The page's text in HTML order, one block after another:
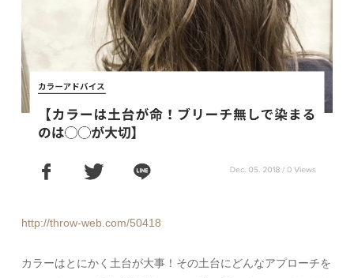
http://throw-web.com/50418
カラーはとにかく土台が大事！その土台にどんなアプローチを